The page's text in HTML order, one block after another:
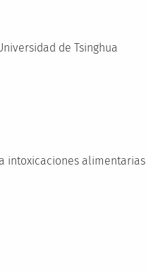
de Tsinghua
intoxicaciones alimentarias